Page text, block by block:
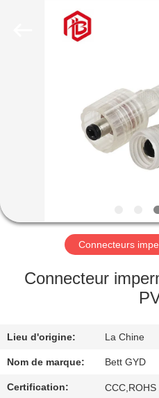
PRODUITS
DE
NOUS
VISITE
CONTRÔLE
DE
QUALITÉ
Connecteurs
Connecteur
Lieu d'origine: La Chine
Nom de marque: Bett GYD
Certification: CCC,ROHS